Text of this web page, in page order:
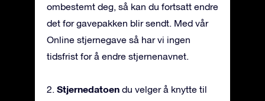
ombestemt deg, så kan du fortsatt endre
det før gavepakken blir sendt. Med vår
Online stjernegave så har vi ingen
tidsfrist for å endre stjernenavnet.
2. Stjernedatoen du velger å knytte til